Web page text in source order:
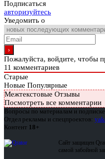
Подписаться
авторизуйтесь
Уведомить о
Пожалуйста, войдите, чтобы
11 комментариев
Старые
Новые Популярные
Межтекстовые Отзывы
Посмотреть все комментарии
Вопросы по материалам и
Отдел рекламы и спецпроектов:
Контент 18+
Сайт защищен
самой забойной